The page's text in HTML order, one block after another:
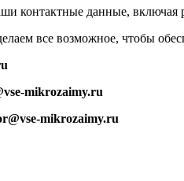
контактные данные, включая
все возможное, чтобы
mikrozaimy.ru
mikrozaimy.ru